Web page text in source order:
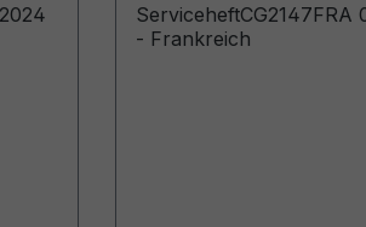
ServiceheftCG2147FRA
- Frankreich